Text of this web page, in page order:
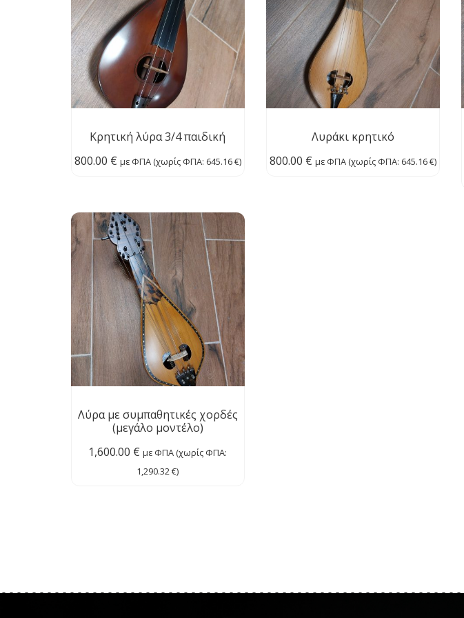
Κρητική λύρα 3/4 παιδική
800.00 € με ΦΠΑ (χωρίς ΦΠΑ: 645.16€)
Λυράκι κρητικό
800.00 € με ΦΠΑ (χωρίς ΦΠΑ: 645.16€)
Λύρα με συμπαθητικές χορδές
(μεγάλο μοντέλο)
1,600.00 € με ΦΠΑ (χωρίς ΦΠΑ:
1,290.32€)